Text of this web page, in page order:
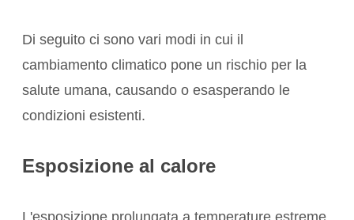
Di seguito ci sono vari modi in cui il
cambiamento climatico pone un rischio per la
salute umana, causando o esasperando le
condizioni esistenti.
Esposizione al calore